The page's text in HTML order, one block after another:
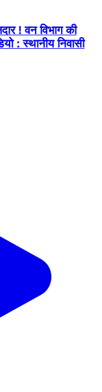
! वन विभाग की
: स्थानीय निवासी